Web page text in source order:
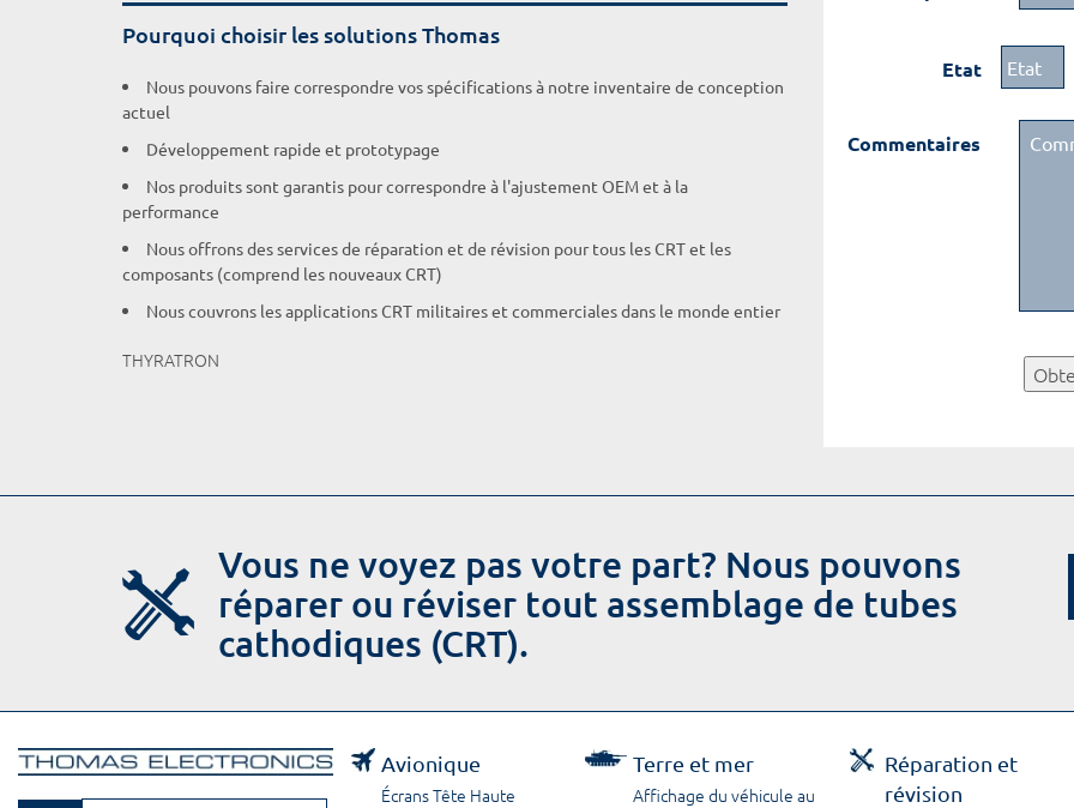
Pourquoi choisir les solutions Thomas
Nous pouvons faire correspondre vos spécifications à notre inventaire de conception
actuel
Développement rapide et prototypage
Nos produits sont garantis pour correspondre à l'ajustement OEM et à la
performance
Nous offrons des services de réparation et de révision pour tous les CRT et les
composants (comprend les nouveaux CRT)
Nous couvrons les applications CRT militaires et commerciales dans le monde entier
THYRATRON
Etat
Commentaires
Vous ne voyez pas votre part? Nous pouvons
réparer ou réviser tout assemblage de tubes
cathodiques (CRT).
Avionique
Écrans Tête Haute
Terre et mer
Affichage du véhicule au
Réparation et
révision